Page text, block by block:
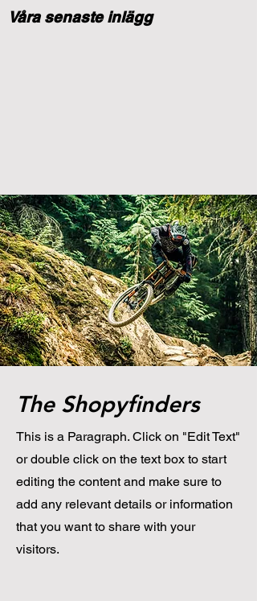
The Shopyfinders
This is a Paragraph. Click on "Edit Text"
or double click on the text box to start
editing the content and make sure to
add any relevant details or information
that you want to share with your
visitors.
Våra senaste inlägg